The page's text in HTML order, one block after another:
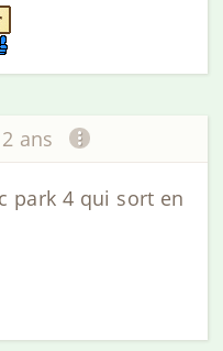
ans
park 4 qui sort en